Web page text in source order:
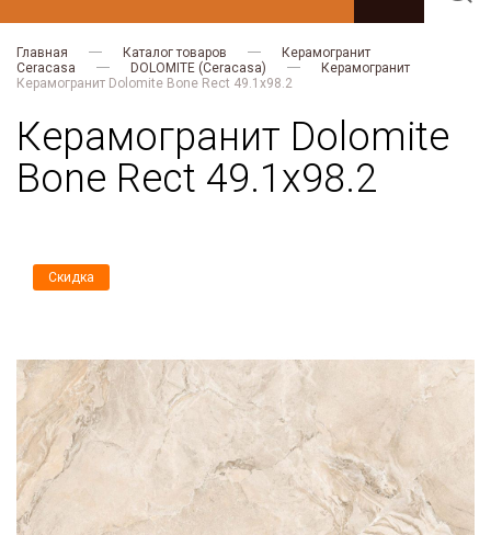
Главная Каталог товаров
Керамогранит
Ceracasa
DOLOMITE (Ceracasa)
Керамогранит
Керамогранит Dolomite Bone Rect 49.1х98.2
Керамогранит Dolomite
Bone Rect 49.1х98.2
Скидка